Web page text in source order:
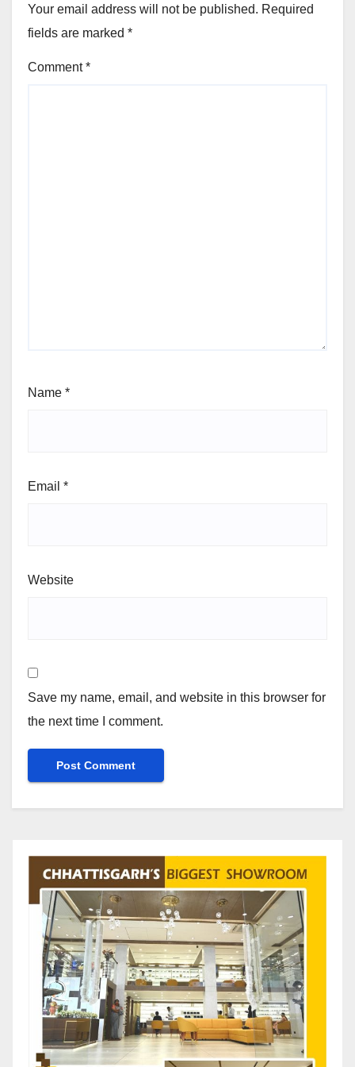
Your email address will not be published. Required
fields are marked *
Comment*
Name *
Email *
Website
Save my name, email, and website in this browser for
the next time I comment.